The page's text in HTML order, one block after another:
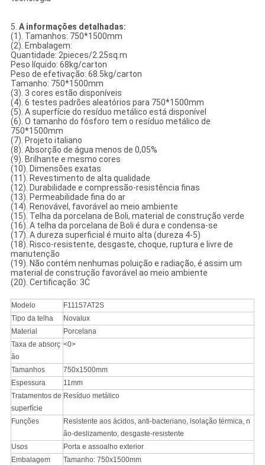
5. A informações detalhadas:
(1). Tamanhos: 750*1500mm
(2). Embalagem:
Quantidade: 2pieces/2.25sq.m
Peso líquido: 68kg/carton
Peso de efetivação: 68.5kg/carton
Tamanho: 750*1500mm
(3). 3 cores estão disponíveis
(4). 6 testes padrões aleatórios para 750*1500mm
(5). A superfície do resíduo metálico está disponível
(6). O tamanho do fósforo tem o resíduo metálico de
750*1500mm
(7). Projeto italiano
(8). Absorção de água menos de 0,05%
(9). Brilhante e mesmo cores
(10). Dimensões exatas
(11). Revestimento de alta qualidade
(12). Durabilidade e compressão-resistência finas
(13). Permeabilidade fina do ar
(14). Renovável, favorável ao meio ambiente
(15). Telha da porcelana de Boli, material de construção verde
(16). A telha da porcelana de Boli é dura e condensa-se
(17). A dureza superficial é muito alta (dureza 4-5)
(18). Risco-resistente, desgaste, choque, ruptura e livre de
manutenção
(19). Não contém nenhumas poluição e radiação, é assim um
material de construção favorável ao meio ambiente
(20). Certificação: 3C
Modelo
F11157AT2S
Tipo da telha
Novalux
Material
Porcelana
Taxa de absorç
ão
<0>
Tamanhos
750x1500mm
Espessura
11mm
Tratamentos de
superfície
Resíduo metálico
Funções
Resistente aos ácidos, anti-bacteriano, isolação térmica, n
ão-deslizamento, desgaste-resistente
Usos
Porta e assoalho exterior
Embalagem
Tamanho: 750x1500mm